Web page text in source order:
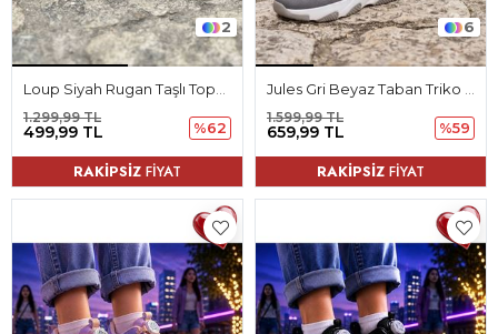
2
499,99 TL
1.299,99 TL
%62
RAKİPSİZ FİYAT
6
659,99 TL
1.599,99 TL
%59
RAKİPSİZ FİYAT